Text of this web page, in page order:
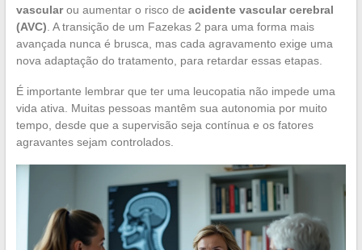
vascularou aumentar o risco de acidente vascular cerebral
(AVC) . A transição de um Fazekas 2 para uma forma mais
avançada nunca é brusca, mas cada agravamento exige uma
nova adaptação do tratamento, para retardar essas etapas.
É importante lembrar que ter uma leucopatia não impede uma
vida ativa. Muitas pessoas mantêm sua autonomia por muito
tempo, desde que a supervisão seja contínua e os fatores
agravantes sejam controlados.